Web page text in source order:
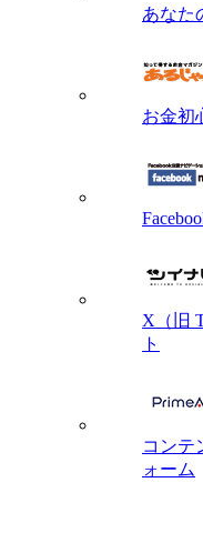
あなた
お金初
X（旧
ト
コンテ
ォーム